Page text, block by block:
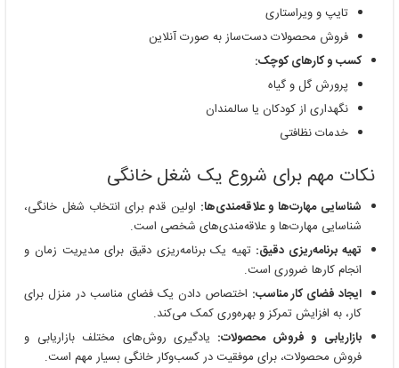
تایپ و ویراستاری
فروش محصولات دست‌ساز به صورت آنلاین
کسب و کارهای کوچک:
پرورش گل و گیاه
نگهداری از کودکان یا سالمندان
خدمات نظافتی
نکات مهم برای شروع یک شغل خانگی
شناسایی مهارت‌ها و علاقه‌مندی‌ها: اولین قدم برای انتخاب شغل خانگی،
شناسایی مهارت‌ها و علاقه‌مندی‌های شخصی است.
تهیه برنامه‌ریزی دقیق: تهیه یک برنامه‌ریزی دقیق برای مدیریت زمان و
انجام کارها ضروری است.
ایجاد فضای کار مناسب: اختصاص دادن یک فضای مناسب در منزل برای
کار، به افزایش تمرکز و بهره‌وری کمک می‌کند.
بازاریابی و فروش محصولات: یادگیری روش‌های مختلف بازاریابی و
فروش محصولات، برای موفقیت در کسب‌وکار خانگی بسیار مهم است.